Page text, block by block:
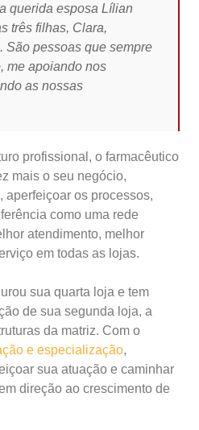
querida esposa Lílian
três filhas, Clara,
São pessoas que sempre
me apoiando nos
as nossas
profissional, o farmacêutico
mais o seu negócio,
os processos,
como uma rede
atendimento, melhor
em todas as lojas.
sua quarta loja e tem
de sua segunda loja, a
da matriz. Com o
e especialização,
sua atuação e caminhar
direção ao crescimento de